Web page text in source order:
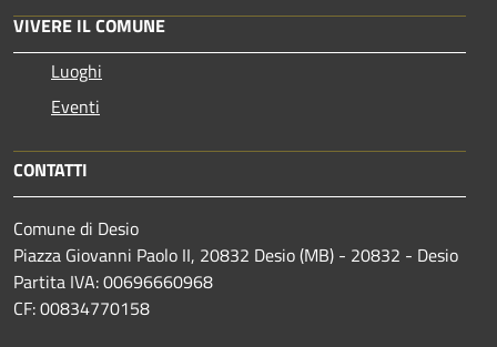
VIVERE IL COMUNE
Luoghi
Eventi
CONTATTI
Comune di Desio
Piazza Giovanni Paolo II, 20832 Desio (MB) - 20832 - Desio
Partita IVA: 00696660968
CF: 00834770158